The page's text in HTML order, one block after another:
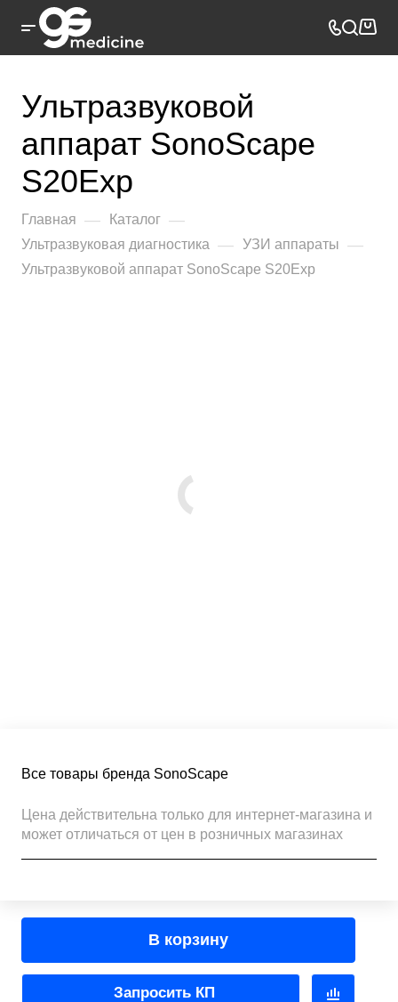
Ультразвуковой
аппарат SonoScape
S20Exp
Главная — Каталог —
Ультразвуковая диагностика — УЗИ аппараты —
Ультразвуковой аппарат SonoScape S20Exp
Все товары бренда SonoScape
Цена действительна только для интернет-магазина и
может отличаться от цен в розничных магазинах
В корзину
Запросить КП